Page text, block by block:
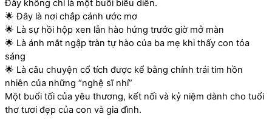
Đây không chỉ là một buổi biểu diễn.
🌟 Đây là nơi chắp cánh ước mơ
🌟 Là sự hồi hộp xen lẫn hào hứng trước giờ mở màn
🌟 Là ánh mắt ngập tràn tự hào của ba mẹ khi thấy con tỏa
sáng
🌟 Là câu chuyện cổ tích được kể bằng chính trái tim hồn
nhiên của những “nghệ sĩ nhí”
Một buổi tối của yêu thương, kết nối và kỷ niệm dành cho tuổi
thơ tươi đẹp của con và gia đình.